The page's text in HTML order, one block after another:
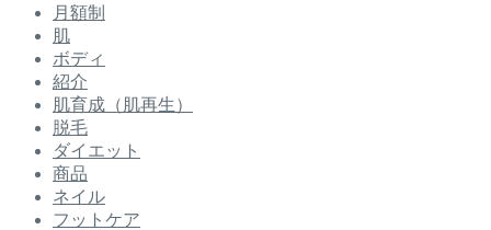
月額制
肌
ボディ
紹介
肌育成（肌再生）
脱毛
ダイエット
商品
ネイル
フットケア